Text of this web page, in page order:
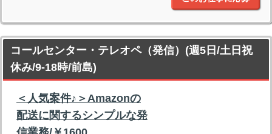
コールセンター・テレオペ（発信）(週5日/土日祝
休み/9-18時/前島)
＜人気案件♪＞Amazonの
配送に関するシンプルな発